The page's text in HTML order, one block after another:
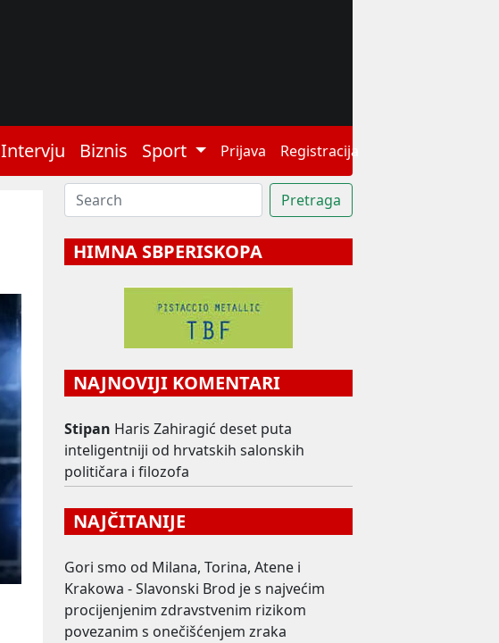
Intervju Biznis Sport Prijava Registracija
HIMNA SBPERISKOPA
NAJNOVIJI KOMENTARI
Stipan Haris Zahiragić deset puta
inteligentniji od hrvatskih salonskih
političara i filozofa
NAJČITANIJE
Gori smo od Milana, Torina, Atene i
Krakowa - Slavonski Brod je s najvećim
procijenjenim zdravstvenim rizikom
povezanim s onečišćenjem zraka